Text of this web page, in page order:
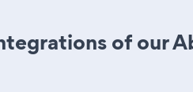
of our